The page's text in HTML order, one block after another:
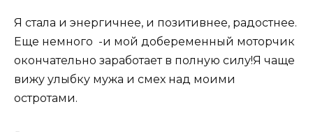
Я стала и энергичнее, и позитивнее, радостнее.
Еще немного -и мой добеременный моторчик
окончательно заработает в полную силу!Я чаще
вижу улыбку мужа и смех над моими
остротами.